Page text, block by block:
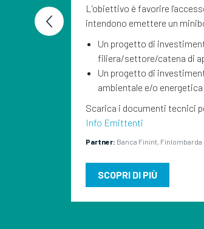
L’obiettivo è favorire
intendono emettere un
Un progetto di
filiera/settore/catena di
Un progetto di
ambientale e/o energetica
Scarica i documenti tecnici
Info Emittenti
Partner: Banca Finint, Finlombarda
SCOPRI DI PIÙ